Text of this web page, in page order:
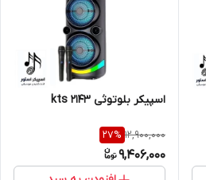
اسپیکر بلوتوثی kts 2143
12,900,000
27%
9,406,000